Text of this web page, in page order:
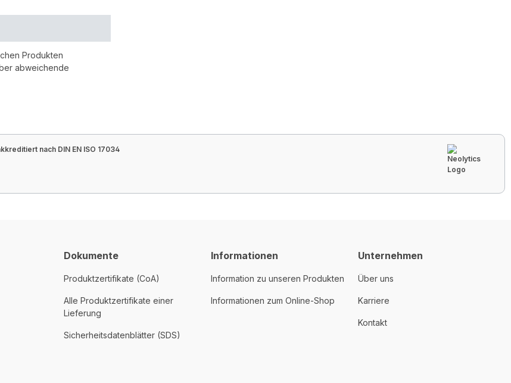
Produkten
abweichende
nach DIN EN ISO 17034
Dokumente
Produktzertifikate (CoA)
Alle Produktzertifikate einer
Lieferung
Sicherheitsdatenblätter (SDS)
Informationen
Information zu unseren Produkten
Informationen zum Online-Shop
Unternehmen
Über uns
Karriere
Kontakt